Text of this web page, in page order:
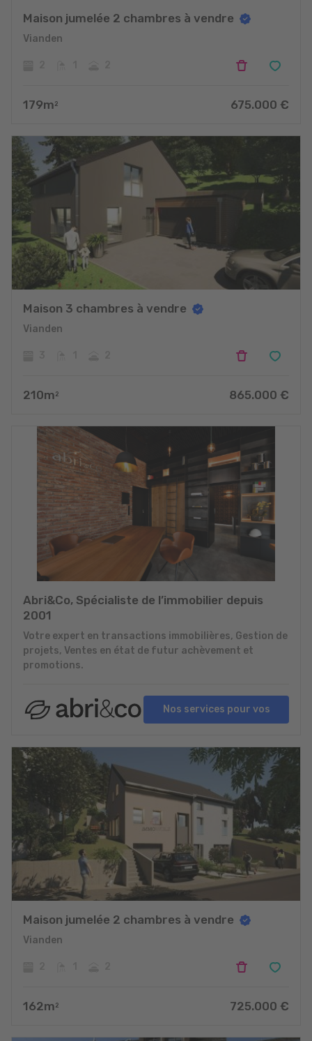
Maison jumelée 2 chambres à vendre
Vianden
179m 2 675.000 €
Maison 3 chambres à vendre
Vianden
210m 2 865.000 €
Abri&Co, Spécialiste de l’immobilier depuis
2001
Votre expert en transactions immobilières, Gestion de
projets, Ventes en état de futur achèvement et
promotions.
Nos services pour vos
Maison jumelée 2 chambres à vendre
Vianden
162m 2 725.000 €